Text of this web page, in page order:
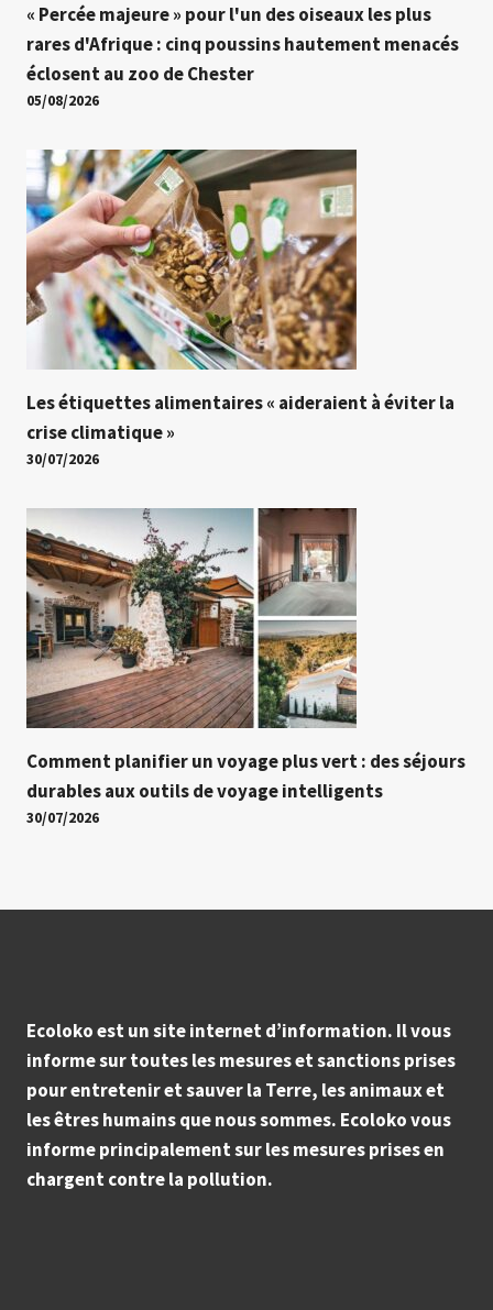
« Percée majeure » ​​pour l'un des oiseaux les plus
rares d'Afrique : cinq poussins hautement menacés
éclosent au zoo de Chester
05/08/2026
Les étiquettes alimentaires « aideraient à éviter la
crise climatique »
30/07/2026
Comment planifier un voyage plus vert : des séjours
durables aux outils de voyage intelligents
30/07/2026
Ecoloko est un site internet d’information. Il vous
informe sur toutes les mesures et sanctions prises
pour entretenir et sauver la Terre, les animaux et
les êtres humains que nous sommes. Ecoloko vous
informe principalement sur les mesures prises en
chargent contre la pollution.